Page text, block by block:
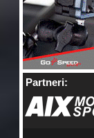
Partneri: